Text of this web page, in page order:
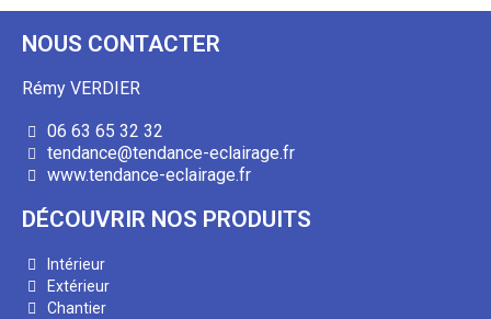
NOUS CONTACTER
Rémy VERDIER
06 63 65 32 32
tendance@tendance-eclairage.fr
www.tendance-eclairage.fr
DÉCOUVRIR NOS PRODUITS
Intérieur
Extérieur
Chantier